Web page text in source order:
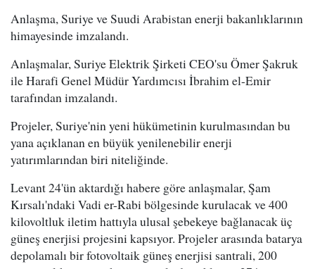
Anlaşma, Suriye ve Suudi Arabistan enerji bakanlıklarının
himayesinde imzalandı.
Anlaşmalar, Suriye Elektrik Şirketi CEO'su Ömer Şakruk
ile Harafi Genel Müdür Yardımcısı İbrahim el-Emir
tarafından imzalandı.
Projeler, Suriye'nin yeni hükümetinin kurulmasından bu
yana açıklanan en büyük yenilenebilir enerji
yatırımlarından biri niteliğinde.
Levant 24'ün aktardığı habere göre anlaşmalar, Şam
Kırsalı'ndaki Vadi er-Rabi bölgesinde kurulacak ve 400
kilovoltluk iletim hattıyla ulusal şebekeye bağlanacak üç
güneş enerjisi projesini kapsıyor. Projeler arasında batarya
depolamalı bir fotovoltaik güneş enerjisi santrali, 200